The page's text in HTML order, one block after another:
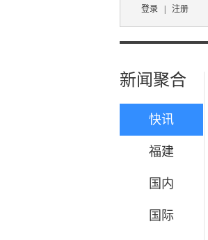
登录 注册
新闻聚合
快讯
福建
国内
国际